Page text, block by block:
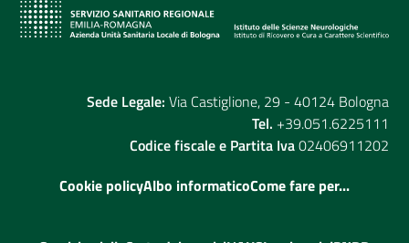
Sede Legale: Via Castiglione, 29 - 40124 Bologna
Tel. +39.051.6225111
Codice fiscale e Partita Iva02406911202
Cookie policyAlbo informaticoCome fare per...